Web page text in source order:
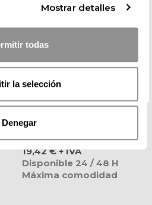
Mostrar detalles
todas
la selección
DenegarExtra Cómodo Negro Delta
- Roger
Precio
19,42 € + IVA
Disponible 24 / 48 H
Máxima comodidad